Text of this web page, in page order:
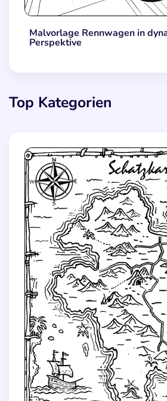
Malvorlage Rennwagen in
Perspektive
Top Kategorien